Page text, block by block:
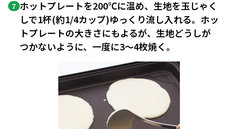
7 ホットプレートを200℃に温め、生地を玉じゃく
しで1杯(約1/4カップ)ゆっくり流し入れる。ホッ
トプレートの大きさにもよるが、生地どうしが
つかないように、一度に3〜4枚焼く。